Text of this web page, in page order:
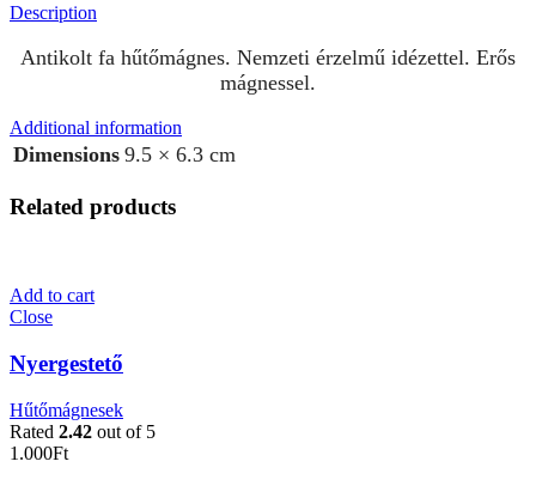
Description
Antikolt fa hűtőmágnes. Nemzeti érzelmű idézettel. Erős
mágnessel.
Additional information
Dimensions 9.5 × 6.3 cm
Related products
Add to cart
Close
Nyergestető
Hűtőmágnesek
Rated 2.42 out of 5
1.000Ft